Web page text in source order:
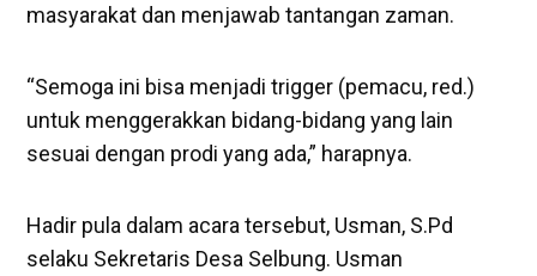
masyarakat dan menjawab tantangan zaman.
“Semoga ini bisa menjadi trigger (pemacu, red.)
untuk menggerakkan bidang-bidang yang lain
sesuai dengan prodi yang ada,” harapnya.
Hadir pula dalam acara tersebut, Usman, S.Pd
selaku Sekretaris Desa Selbung. Usman